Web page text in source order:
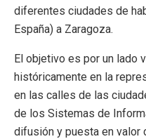
diferentes ciudades de
España) a Zaragoza.
El objetivo es por un lado
históricamente en la
en las calles de las
de los Sistemas de
difusión y puesta en valor